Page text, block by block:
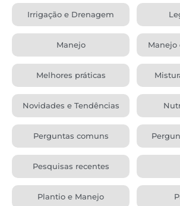
Irrigação e Drenagem
Manejo Manejo
Melhores práticas
Novidades e Tendências
Perguntas comuns
Pesquisas recentes
Plantio e Manejo